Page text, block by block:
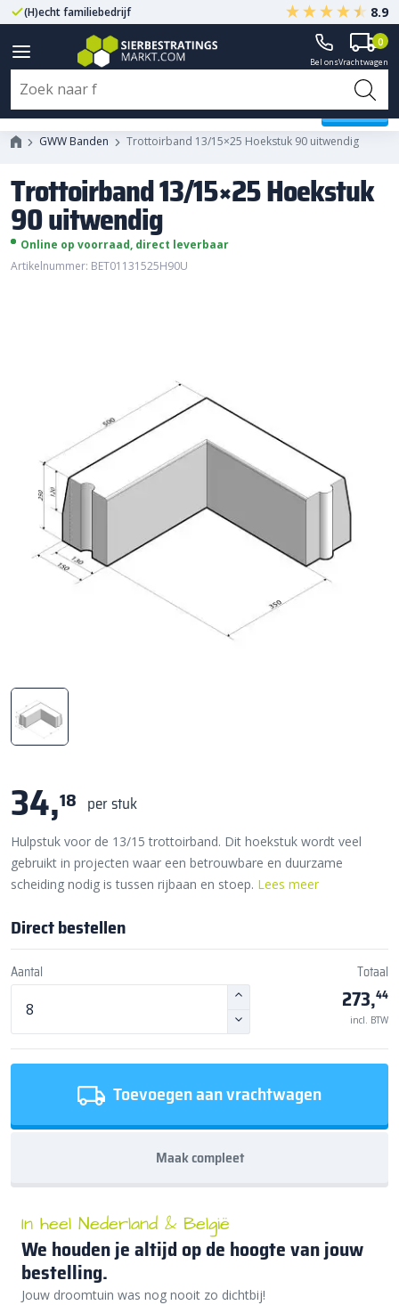
(H)echt familiebedrijf Gegarandeerd A-kwaliteit
8.9
Bel onsVrachtwagen
0
GWW Banden Trottoirband 13/15×25 Hoekstuk 90 uitwendig
Trottoirband 13/15×25 Hoekstuk
90 uitwendig
Online op voorraad, direct leverbaar
Artikelnummer: BET01131525H90U
34,18 per stuk
Hulpstuk voor de 13/15 trottoirband. Dit hoekstuk wordt veel
gebruikt in projecten waar een betrouwbare en duurzame
scheiding nodig is tussen rijbaan en stoep. Lees meer
Direct bestellen
Aantal Totaal
273,44
incl. BTW
Toevoegen aan vrachtwagen
Maak compleet
In heel Nederland & België
We houden je altijd op de hoogte van jouw
bestelling.
Jouw droomtuin was nog nooit zo dichtbij!
Trottoirband 13/15x25 Hoekstuk
90 uitwendig